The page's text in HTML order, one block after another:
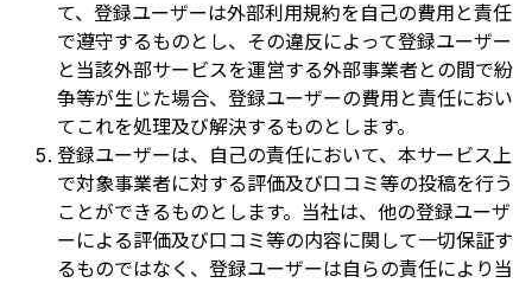
て、登録ユーザーは外部利用規約を自己の費用と責任
で遵守するものとし、その違反によって登録ユーザー
と当該外部サービスを運営する外部事業者との間で紛
争等が生じた場合、登録ユーザーの費用と責任におい
てこれを処理及び解決するものとします。
登録ユーザーは、自己の責任において、本サービス上
で対象事業者に対する評価及び口コミ等の投稿を行う
ことができるものとします。当社は、他の登録ユーザ
ーによる評価及び口コミ等の内容に関して一切保証す
るものではなく、登録ユーザーは自らの責任により当